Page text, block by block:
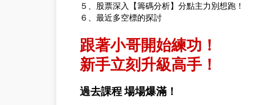
５、股票深入【籌碼分析】分點主力別想跑！
６、最近多空標的探討
跟著小哥開始練功！
新手立刻升級高手！
過去課程 場場爆滿！